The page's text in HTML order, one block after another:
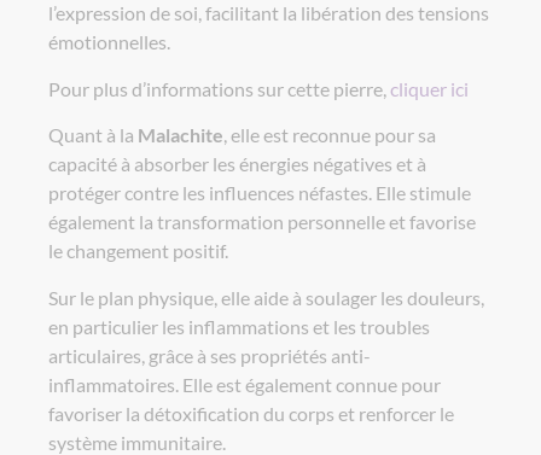
l’expression de soi, facilitant la libération des tensions
émotionnelles.
Pour plus d’informations sur cette pierre,cliquer ici
Quant à la Malachite, elle est reconnue pour sa
capacité à absorber les énergies négatives et à
protéger contre les influences néfastes. Elle stimule
également la transformation personnelle et favorise
le changement positif.
Sur le plan physique, elle aide à soulager les douleurs,
en particulier les inflammations et les troubles
articulaires, grâce à ses propriétés anti-
inflammatoires. Elle est également connue pour
favoriser la détoxification du corps et renforcer le
système immunitaire.